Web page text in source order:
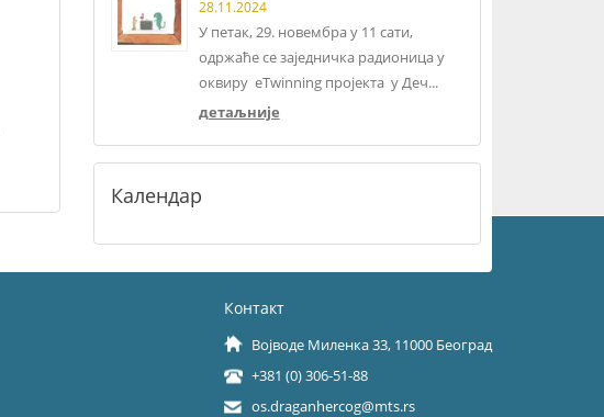
28.11.2024
У петак, 29. новембра у 11 сати,
одржаће се заједничка радионица у
оквиру eTwinning пројекта у Деч...
детаљније
Календар
Контакт
Војводе Миленка 33, 11000 Београд
+381 (0) 306-51-88
os.draganhercog@mts.rs